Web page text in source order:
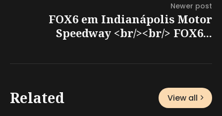
Newer post
FOX6 em Indianápolis Motor
Speedway <br/><br/> FOX6...
Related View all